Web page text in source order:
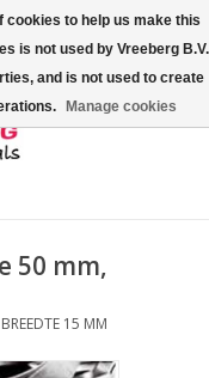
0 Artikelen - €0,00
50 mm,
15 MM
cookies to help us make this
is not used by Vreeberg B.V.
and is not used to create
Manage cookies